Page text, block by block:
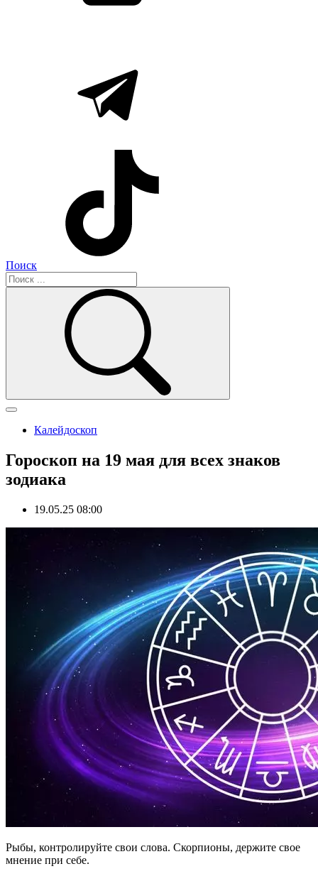
Поиск
Калейдоскоп
Гороскоп на 19 мая для всех знаков
зодиака
19.05.25 08:00
Рыбы, контролируйте свои слова. Скорпионы, держите свое
мнение при себе.